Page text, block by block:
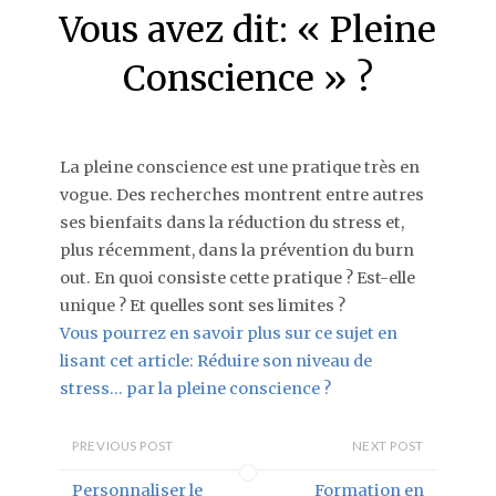
Vous avez dit: « Pleine
Conscience » ?
La pleine conscience est une pratique très en
vogue. Des recherches montrent entre autres
ses bienfaits dans la réduction du stress et,
plus récemment, dans la prévention du burn
out. En quoi consiste cette pratique ? Est-elle
unique ? Et quelles sont ses limites ?
Vous pourrez en savoir plus sur ce sujet en
lisant cet article: Réduire son niveau de
stress… par la pleine conscience ?
PREVIOUS POST
Personnaliser le
NEXT POST
Formation en